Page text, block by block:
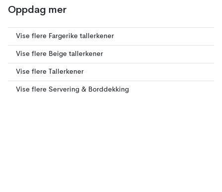
Oppdag mer
Vise flere Fargerike tallerkener
Vise flere Beige tallerkener
Vise flere Tallerkener
Vise flere Servering & Borddekking